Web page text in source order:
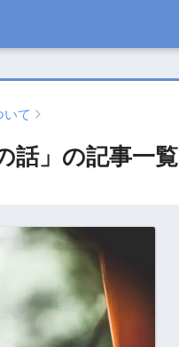
いて
話」の記事一覧